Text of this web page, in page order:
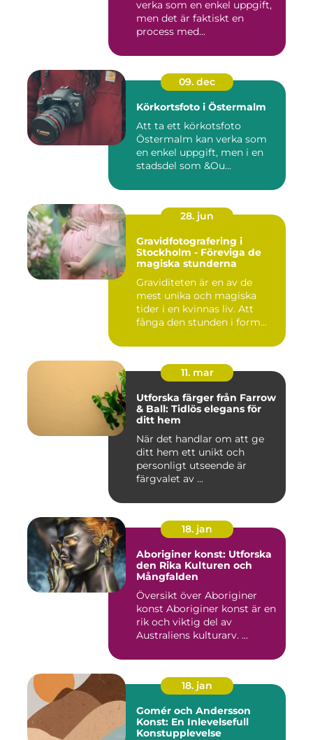
verka som en enkel uppgift,
men det är faktiskt en
process med...
09. dec
Körkortsfoto i Östermalm
Att ta ett körkotsfoto
Östermalm kan verka som
en enkel uppgift, men i en
stadsdel som &Ou...
28. jun
Gravidfotografering i
Stockholm - Föreviga de
magiska stunderna
Graviditeten är en av de
mest unika och magiska
tider i en kvinnas liv. Att
fånga den stunden i form...
11. mar
Utforska färger från Farrow
& Ball: Tidlös elegans för
ditt hem
När det handlar om att ge
ditt hem ett unikt och
personligt utseende är
färgvalet av ...
18. jan
Aboriginer konst: Utforska
den Rika Kulturen och
Mångfalden
Översikt över Aboriginer
konst Aboriginer konst är en
rik och viktig del av
Australiens kulturarv. ...
18. jan
Gomér och Andersson
Konst: En Inlevelsefull
Konstupplevelse